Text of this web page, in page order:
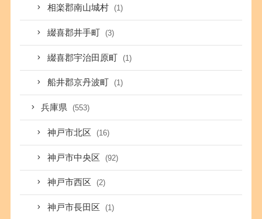
相楽郡南山城村 (1)
綴喜郡井手町 (3)
綴喜郡宇治田原町 (1)
船井郡京丹波町 (1)
兵庫県 (553)
神戸市北区 (16)
神戸市中央区 (92)
神戸市西区 (2)
神戸市長田区 (1)